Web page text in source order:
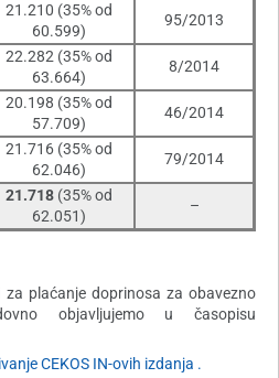
21.210 (35% od
60.599)
95/2013
22.282 (35% od
63.664)
8/2014
20.198 (35% od
57.709)
46/2014
21.716 (35% od
62.046)
79/2014
21.718 (35% od
62.051)
–
plaćanje doprinosa za obavezno
objavljujemo u časopisu
CEKOS IN-ovih izdanja .